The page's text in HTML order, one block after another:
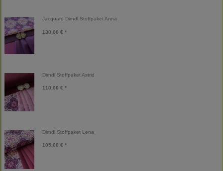
Jacquard Dirndl Stoffpaket Anna
130,00 € *
Dirndl Stoffpaket Astrid
110,00 € *
Dirndl Stoffpaket Lena
105,00 € *